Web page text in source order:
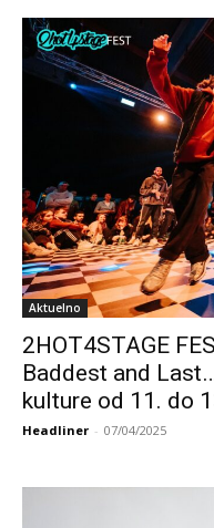
Aktuelno
2HOT4STAGE
Baddest and
kulture od 11. do
Headliner - 07/04/2025